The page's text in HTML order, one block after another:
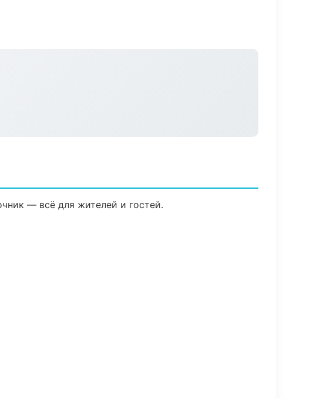
— всё для жителей и гостей.